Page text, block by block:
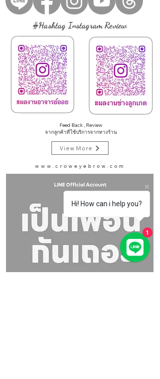
#Hashtag Instagram Review
Feed Back , Review
จากลูกค้าที่ใช้บริการจากทางร้าน
View More
www.croweyebrow.com
Hi! How can i help you?
1